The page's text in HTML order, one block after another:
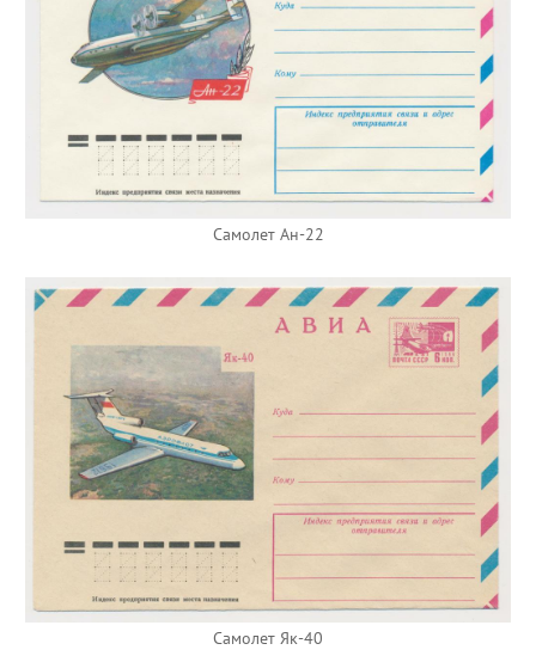
Самолет Ан-22
Самолет Як-40